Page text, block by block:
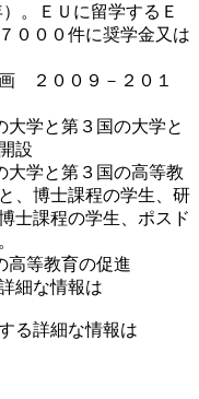
ＥＵに留学するＥ
０００件に奨学金又は
２００９－２０１
学と第３国の大学と
設
学と第３国の高等教
、博士課程の学生、研
士課程の学生、ポスド
等教育の促進
細な情報は
詳細な情報は